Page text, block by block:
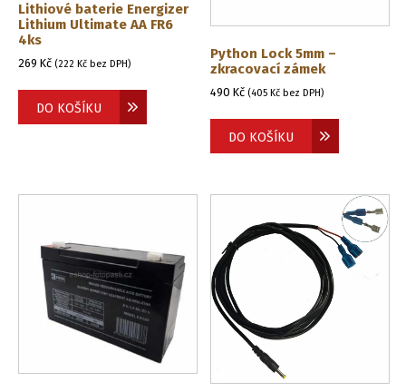
Lithiové baterie Energizer
Lithium Ultimate AA FR6
4ks
269 Kč (222 Kč bez DPH)
DO KOŠÍKU
Python Lock 5mm –
zkracovací zámek
490Kč (405Kč bez DPH)
DO KOŠÍKU